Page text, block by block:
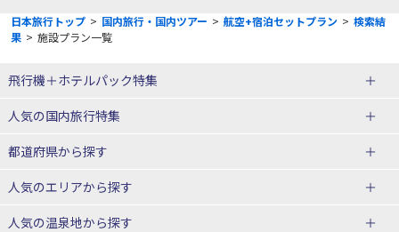
日本旅行トップ > 国内旅行・国内ツアー > 航空+宿泊セットプラン > 検索結
果 > 施設プラン一覧
飛行機＋ホテルパック特集
赤い風船ダイナミックパッケージ
ＪＡＬで行く飛行機+ホテルパック
人気の国内旅行特集
東京ディズニーリゾート®への旅
ユニバーサル・スタジオ・ジャパ
都道府県から探す
北海道旅行・ツアー
人気のエリアから探す
人気の温泉地から探す